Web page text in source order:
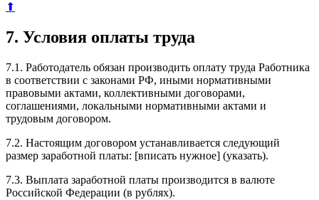
⬆
7. Условия оплаты труда
7.1. Работодатель обязан производить оплату труда Работника
в соответствии с законами РФ, иными нормативными
правовыми актами, коллективными договорами,
соглашениями, локальными нормативными актами и
трудовым договором.
7.2. Настоящим договором устанавливается следующий
размер заработной платы: [вписать нужное] (указать).
7.3. Выплата заработной платы производится в валюте
Российской Федерации (в рублях).